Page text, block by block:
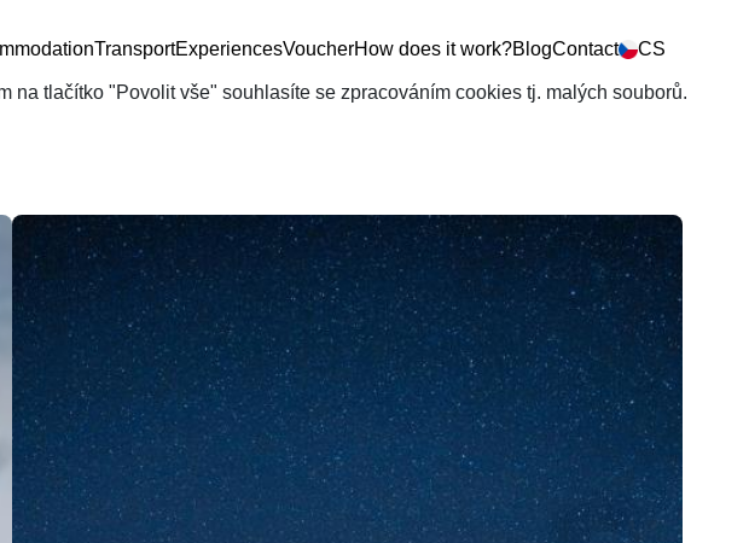
TransportExperiencesVoucherHow does it work?BlogContact CS
tlačítko "Povolit vše" souhlasíte se zpracováním cookies tj. malých souborů.